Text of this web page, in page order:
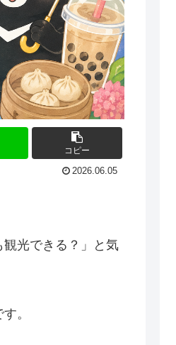
コピー
2026.06.05
光できる？」と気
。